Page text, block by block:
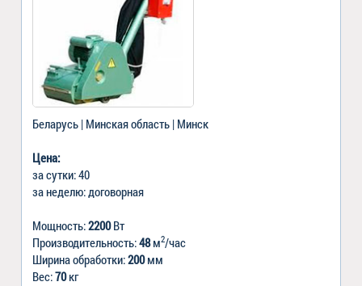
Беларусь | Минская область | Минск
Цена:
за сутки: 40
за неделю: договорная
Мощность:2200Вт
Производительность:48м2/час
Ширина обработки:200мм
Вес:70кг